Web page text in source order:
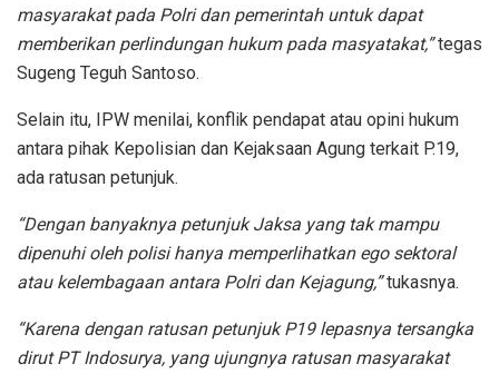
masyarakat pada Polri dan pemerintah untuk dapat
memberikan perlindungan hukum pada masyatakat,”tegas
Sugeng Teguh Santoso.
Selain itu, IPW menilai, konflik pendapat atau opini hukum
antara pihak Kepolisian dan Kejaksaan Agung terkait P.19,
ada ratusan petunjuk.
“Dengan banyaknya petunjukJaksa yang tak mampu
dipenuhi oleh polisi hanya memperlihatkan ego sektoral
atau kelembagaan antara Polri dan Kejagung,”tukasnya.
“Karena dengan ratusan petunjuk P19 lepasnya tersangka
dirut PT Indosurya, yang ujungnya ratusan masyarakat